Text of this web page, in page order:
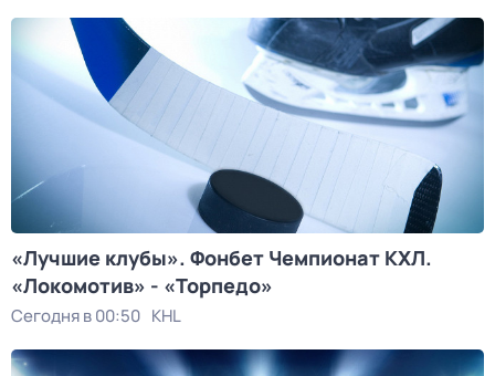
«Лучшие клубы». Фонбет Чемпионат КХЛ.
«Локомотив» - «Торпедо»
Сегодня в 00:50 KHL